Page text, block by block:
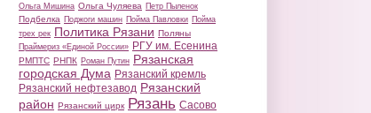
Ольга Мишина Ольга Чуляева Петр Пыленок
Подбелка Поджоги машин Пойма Павловки Пойма
трех рек Политика Рязани Поляны
Праймериз «Единой России» РГУ им. Есенина
РМПТС РНПК Роман Путин Рязанская
городская Дума Рязанский кремль
Рязанский нефтезавод Рязанский
район Рязанский цирк Рязань Сасово